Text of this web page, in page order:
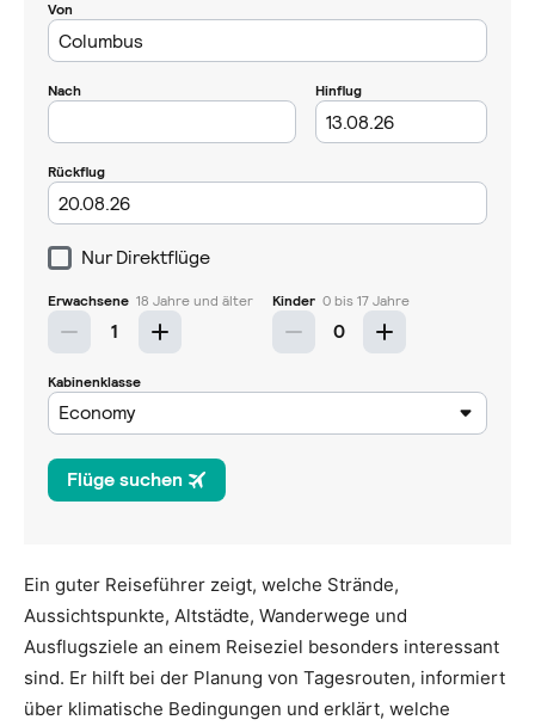
Ein guter Reiseführer zeigt, welche Strände,
Aussichtspunkte, Altstädte, Wanderwege und
Ausflugsziele an einem Reiseziel besonders interessant
sind. Er hilft bei der Planung von Tagesrouten, informiert
über klimatische Bedingungen und erklärt, welche